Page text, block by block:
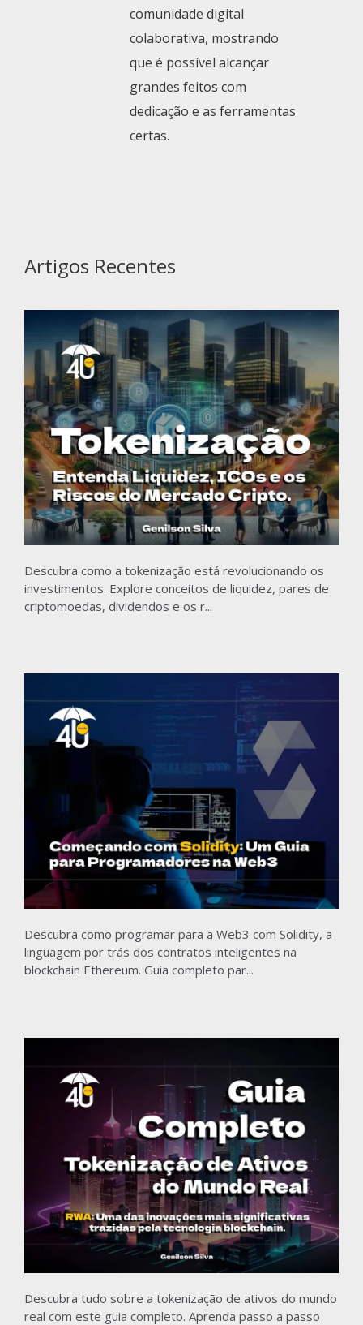
comunidade digital
colaborativa, mostrando
que é possível alcançar
grandes feitos com
dedicação e as ferramentas
certas.
Artigos Recentes
Descubra como a tokenização está revolucionando os
investimentos. Explore conceitos de liquidez, pares de
criptomoedas, dividendos e os r...
Descubra como programar para a Web3 com Solidity, a
linguagem por trás dos contratos inteligentes na
blockchain Ethereum. Guia completo par...
Descubra tudo sobre a tokenização de ativos do mundo
real com este guia completo. Aprenda passo a passo